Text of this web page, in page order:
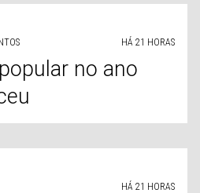
HÁ 21 HORAS
no ano
HÁ 21 HORAS